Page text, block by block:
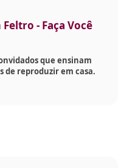
- Faça Você
que ensinam
de reproduzir em casa.